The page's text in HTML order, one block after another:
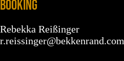
BOOKING
Rebekka Reißinger
r.reissinger@bekkenrand.com